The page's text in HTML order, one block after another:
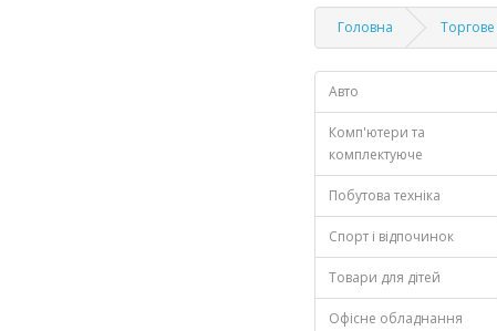
Головна
Авто
Комп'ютери та
комплектуюче
Побутова техніка
Спорт і відпочинок
Товари для дітей
Офісне обладнання